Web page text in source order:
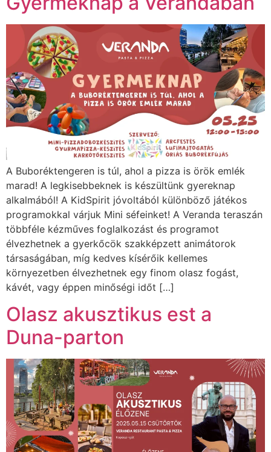
A Buboréktengeren is túl, ahol a pizza is örök emlék
marad! A legkisebbeknek is készültünk gyereknap
alkalmából! A KidSpirit jóvoltából különböző játékos
programokkal várjuk Mini séfeinket! A Veranda teraszán
többféle kézműves foglalkozást és programot
élvezhetnek a gyerkőcök szakképzett animátorok
társaságában, míg kedves kísérőik kellemes
környezetben élvezhetnek egy finom olasz fogást,
kávét, vagy éppen minőségi időt […]
Olasz akusztikus est a
Duna-parton